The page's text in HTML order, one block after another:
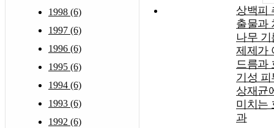
1998 (6)
1997 (6)
1996 (6)
1995 (6)
1994 (6)
1993 (6)
1992 (6)
상백피
출물과
나무 기
제제가
드름과
기성 피
상재균
미치는
과